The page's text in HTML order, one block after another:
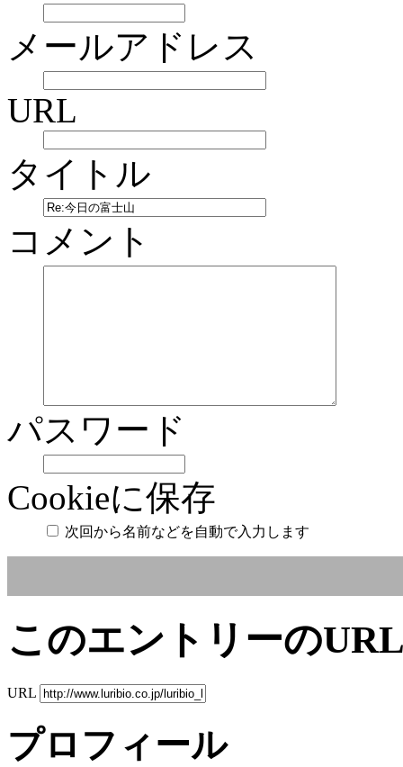
メールアドレス
URL
タイトル
コメント
パスワード
Cookieに保存
次回から名前などを自動で入力します
このエントリーの
URL
プロフィール